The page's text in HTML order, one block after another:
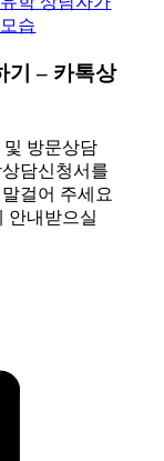
기 – 카톡상
방문상담
담신청서를
걸어 주세요
안내받으실